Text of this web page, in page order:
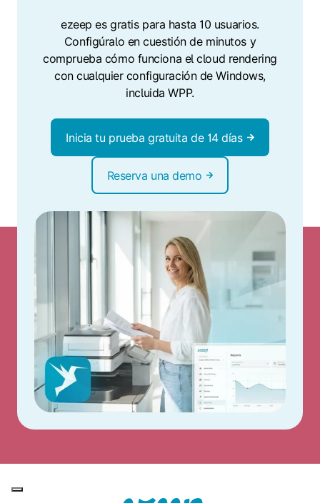
ezeep es gratis para hasta 10 usuarios.
Configúralo en cuestión de minutos y
comprueba cómo funciona el cloud rendering
con cualquier configuración de Windows,
incluida WPP.
Inicia tu prueba gratuita de 14 días
Reserva una demo